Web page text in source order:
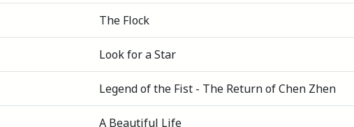
The Flock
Look for a Star
Legend of the Fist - The Return of Chen Zhen
A Beautiful Life